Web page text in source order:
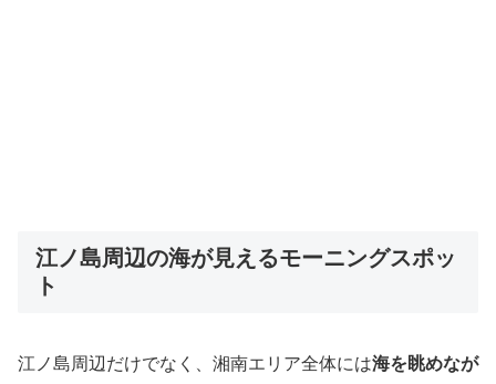
江ノ島周辺の海が見えるモーニングスポッ
ト
江ノ島周辺だけでなく、湘南エリア全体には海を眺めなが